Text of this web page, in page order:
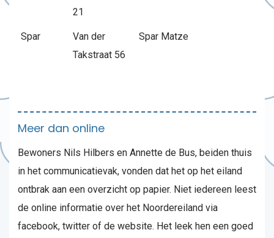
21
Spar
Van der
Takstraat 56
Spar Matze
Meer dan online
Bewoners Nils Hilbers en Annette de Bus, beiden thuis
in het communicatievak, vonden dat het op het eiland
ontbrak aan een overzicht op papier. Niet iedereen leest
de online informatie over het Noordereiland via
facebook, twitter of de website. Het leek hen een goed